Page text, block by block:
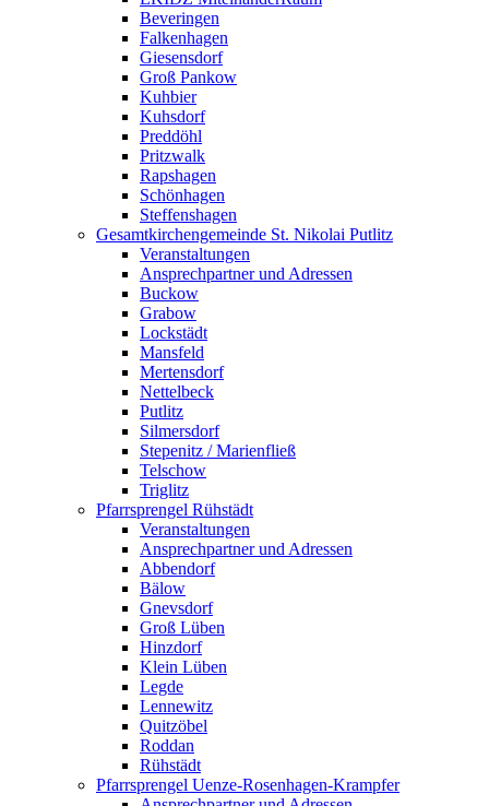
Beveringen
Falkenhagen
Giesensdorf
Groß Pankow
Kuhbier
Kuhsdorf
Preddöhl
Pritzwalk
Rapshagen
Schönhagen
Steffenshagen
Gesamtkirchengemeinde St. Nikolai Putlitz
Veranstaltungen
Ansprechpartner und Adressen
Buckow
Grabow
Lockstädt
Mansfeld
Mertensdorf
Nettelbeck
Putlitz
Silmersdorf
Stepenitz / Marienfließ
Telschow
Triglitz
Pfarrsprengel Rühstädt
Veranstaltungen
Ansprechpartner und Adressen
Abbendorf
Bälow
Gnevsdorf
Groß Lüben
Hinzdorf
Klein Lüben
Legde
Lennewitz
Quitzöbel
Roddan
Rühstädt
Pfarrsprengel Uenze-Rosenhagen-Krampfer